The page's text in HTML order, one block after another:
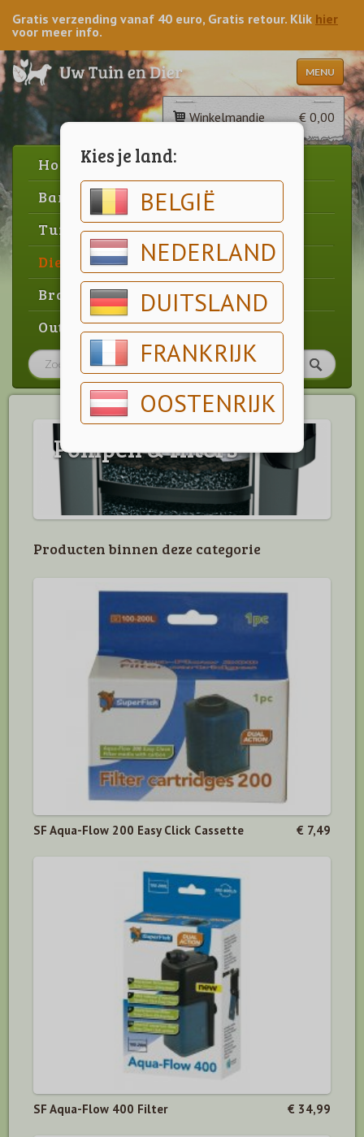
Kies je land:
BELGIË
NEDERLAND
DUITSLAND
FRANKRIJK
OOSTENRIJK
Gratis verzending vanaf 40 euro, Gratis retour. Klik hier
voor meer info.
MENU
Winkelmandje € 0,00
Home
Barbecue
Tuin
Dier
Brood & gebak
Outlet
Pompen & filters
Producten binnen deze categorie
SF Aqua-Flow 200 Easy Click Cassette € 7,49
SF Aqua-Flow 400 Filter € 34,99